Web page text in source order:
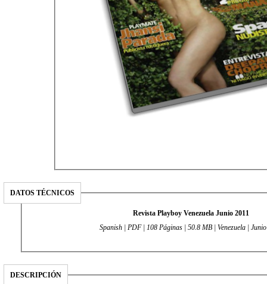
DATOS TÉCNICOS
Revista Playboy Venezuela Junio 2011
Spanish | PDF | 108 Páginas | 50.8 MB | Venezuela |
DESCRIPCIÓN